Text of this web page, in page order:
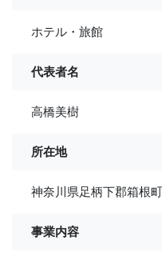
ホテル・旅館
代表者名
高橋美樹
所在地
神奈川県足柄下郡箱根
事業内容